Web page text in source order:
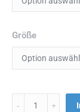
Größe
Menge